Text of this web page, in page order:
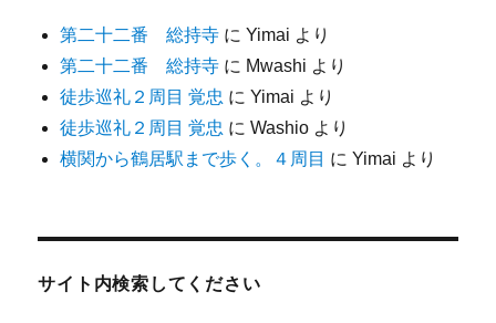
第二十二番 総持寺 にYimai より
第二十二番 総持寺 に Mwashi より
徒歩巡礼２周目 覚忠 にYimai より
徒歩巡礼２周目 覚忠 にWashio より
横関から鶴居駅まで歩く。４周目 にYimai より
サイト内検索してください